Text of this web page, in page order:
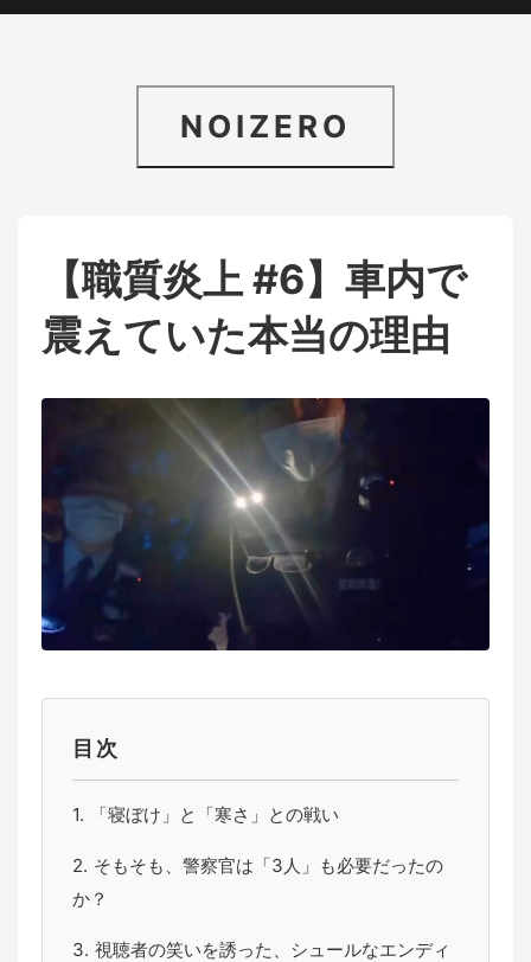
NOIZERO
【職質炎上 #6】車内で
震えていた本当の理由
目次
「寝ぼけ」と「寒さ」との戦い
そもそも、警察官は「3人」も必要だったの
か？
視聴者の笑いを誘った、シュールなエンディ